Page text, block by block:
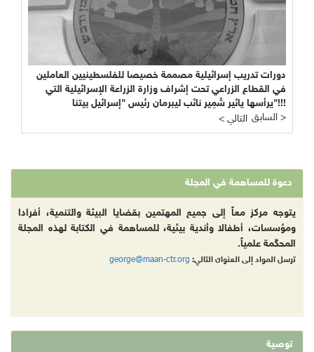
دورات تدريب إسرائيلية مصممة خصيصا للفلسطينيين العاملين
في القطاع الزراعي تحت إشراف وزارة الزراعة الإسرائيلية التي
يرأسها يائير شَمِير نائب ليبرمان رئيس "إسرائيل بيتنا"!!!
< التالي
السابق >
دعوة للمساهمة في المجلة
يتوجه مركز معاً إلى جميع المهتمين بقضايا البيئة والتنمية، أفرادا
ومؤسسات، أطفالا وأندية بيئية، للمساهمة في الكتابة لهذه المجلة
المحكّمة علمياً.
ترسل المواد إلى العنوان التالي: george@maan-ctr.org
توصية